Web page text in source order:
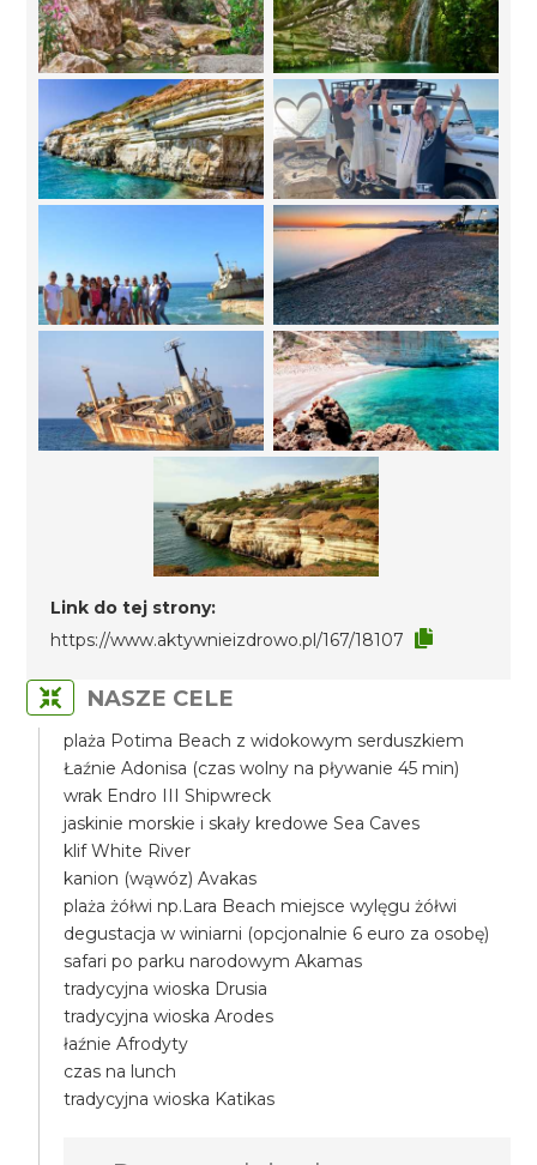
Link do tej strony:
https://www.aktywnieizdrowo.pl/167/18107
NASZE CELE
plaża Potima Beach z widokowym serduszkiem
Łaźnie Adonisa (czas wolny na pływanie 45 min)
wrak Endro III Shipwreck
jaskinie morskie i skały kredowe Sea Caves
klif White River
kanion (wąwóz) Avakas
plaża żółwi np.Lara Beach miejsce wylęgu żółwi
degustacja w winiarni (opcjonalnie 6 euro za osobę)
safari po parku narodowym Akamas
tradycyjna wioska Drusia
tradycyjna wioska Arodes
łaźnie Afrodyty
czas na lunch
tradycyjna wioska Katikas